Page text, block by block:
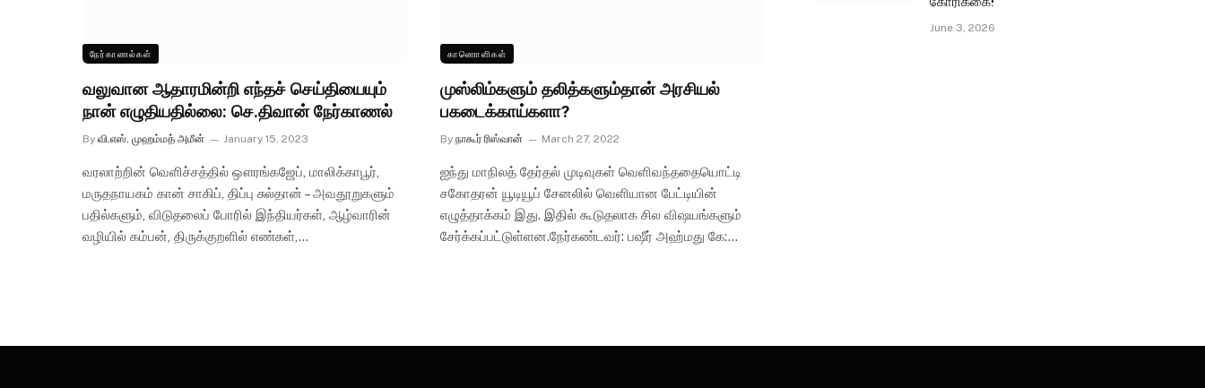
நேர்காணல்கள்
வலுவான ஆதாரமின்றி எந்தச் செய்தியையும்
நான் எழுதியதில்லை: செ.திவான் நேர்காணல்
By வி.எஸ். முஹம்மத் அமீன் January 15, 2023
வரலாற்றின் வெளிச்சத்தில் ஔரங்கஜேப், மாலிக்காபூர்,
மருதநாயகம் கான் சாகிப், திப்பு சுல்தான் – அவதூறுகளும்
பதில்களும், விடுதலைப் போரில் இந்தியர்கள், ஆழ்வாரின்
வழியில் கம்பன், திருக்குறளில் எண்கள்,…
காணொளிகள்
முஸ்லிம்களும் தலித்களும்தான் அரசியல்
பகடைக்காய்களா?
By நாகூர் ரிஸ்வான் March 27, 2022
ஐந்து மாநிலத் தேர்தல் முடிவுகள் வெளிவந்ததையொட்டி
சகோதரன் யூடியூப் சேனலில் வெளியான பேட்டியின்
எழுத்தாக்கம் இது. இதில் கூடுதலாக சில விஷயங்களும்
சேர்க்கப்பட்டுள்ளன.நேர்கண்டவர்: பஷீர் அஹ்மது கே:…
June 3, 2026